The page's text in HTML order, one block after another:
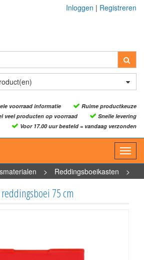
Inloggen | Registreren
voorraad informatie
Ruime productkeuze
veel producten op voorraad
Snelle levering
Voor 17.00 uur besteld = vandaag verzonden
> Reddingsboeikasten
>
75 cm
75 cm